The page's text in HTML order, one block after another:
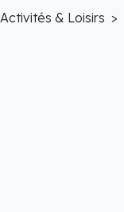
Activités & Loisirs